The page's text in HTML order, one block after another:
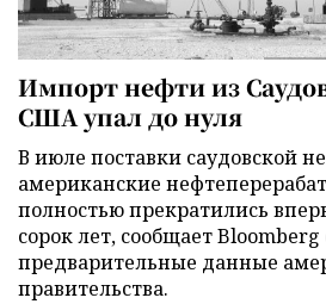
Импорт нефти из
США упал до нуля
В июле поставки саудовской
американские
полностью прекратились
сорок лет, сообщает
предварительные данные
правительства.